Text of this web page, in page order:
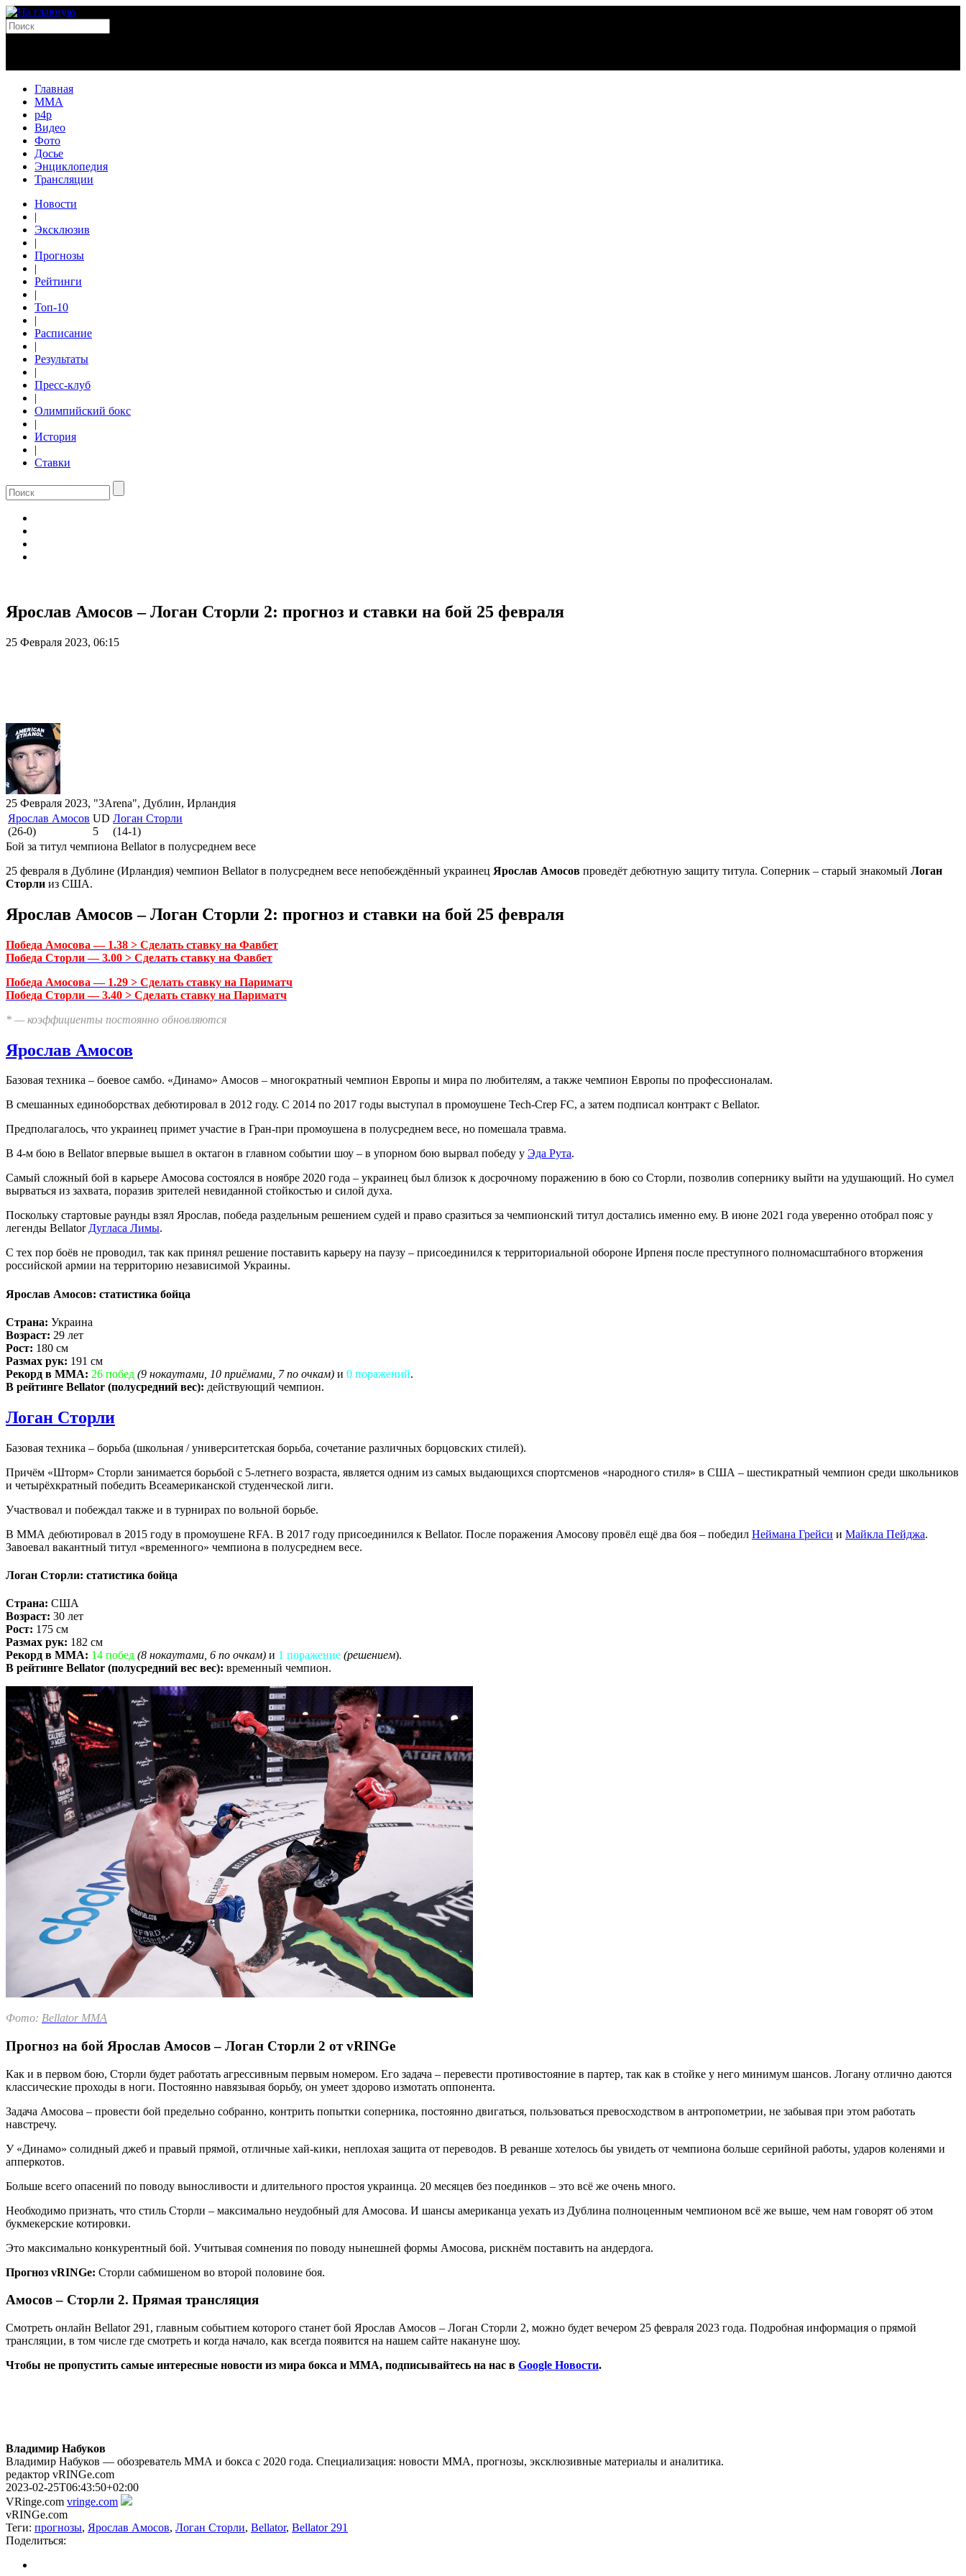
Главная
MMA
p4p
Видео
Фото
Досье
Энциклопедия
Трансляции
Новости
|
Эксклюзив
|
Прогнозы
|
Рейтинги
|
Топ-10
|
Расписание
|
Результаты
|
Пресс-клуб
|
Олимпийский бокс
|
История
|
Ставки
Ярослав Амосов – Логан Сторли 2: прогноз и ставки на бой 25 февраля
25 Февраля 2023, 06:15
25 Февраля 2023, "3Arena", Дублин, Ирландия
Ярослав Амосов
(26-0)
UD
5
Логан Сторли
(14-1)
Бой за титул чемпиона Bellator в полусреднем весе
25 февраля в Дублине (Ирландия) чемпион Bellator в полусреднем весе непобеждённый украинец Ярослав Амосов проведёт дебютную защиту титула. Соперник – старый знакомый Логан
Сторли из США.
Ярослав Амосов – Логан Сторли 2: прогноз и ставки на бой 25 февраля
Победа Амосова — 1.38 > Сделать ставку на Фавбет
Победа Сторли — 3.00 > Сделать ставку на Фавбет
Победа Амосова — 1.29 > Сделать ставку на Париматч
Победа Сторли — 3.40 > Сделать ставку на Париматч
* — коэффициенты постоянно обновляются
Ярослав Амосов
Базовая техника – боевое самбо. «Динамо» Амосов – многократный чемпион Европы и мира по любителям, а также чемпион Европы по профессионалам.
В смешанных единоборствах дебютировал в 2012 году. С 2014 по 2017 годы выступал в промоушене Tech-Crep FC, а затем подписал контракт с Bellator.
Предполагалось, что украинец примет участие в Гран-при промоушена в полусреднем весе, но помешала травма.
В 4-м бою в Bellator впервые вышел в октагон в главном событии шоу – в упорном бою вырвал победу у Эда Рута.
Самый сложный бой в карьере Амосова состоялся в ноябре 2020 года – украинец был близок к досрочному поражению в бою со Сторли, позволив сопернику выйти на удушающий. Но сумел
вырваться из захвата, поразив зрителей невиданной стойкостью и силой духа.
Поскольку стартовые раунды взял Ярослав, победа раздельным решением судей и право сразиться за чемпионский титул достались именно ему. В июне 2021 года уверенно отобрал пояс у
легенды BellatorДугласа Лимы.
С тех пор боёв не проводил, так как принял решение поставить карьеру на паузу – присоединился к территориальной обороне Ирпеня после преступного полномасштабного вторжения
российской армии на территорию независимой Украины.
Ярослав Амосов: статистика бойца
Страна: Украина
Возраст: 29 лет
Рост: 180 см
Размах рук: 191 см
Рекорд в ММА: 26 побед (9 нокаутами, 10 приёмами, 7 по очкам) и 0 поражений.
В рейтинге Bellator (полусредний вес): действующий чемпион.
Логан Сторли
Базовая техника – борьба (школьная / университетская борьба, сочетание различных борцовских стилей).
Причём «Шторм» Сторли занимается борьбой с 5-летнего возраста, является одним из самых выдающихся спортсменов «народного стиля» в США – шестикратный чемпион среди школьников
и четырёхкратный победить Всеамериканской студенческой лиги.
Участвовал и побеждал также и в турнирах по вольной борьбе.
В ММА дебютировал в 2015 году в промоушене RFA. В 2017 году присоединился к Bellator. После поражения Амосову провёл ещё два боя – победил Неймана Грейси и Майкла Пейджа.
Завоевал вакантный титул «временного» чемпиона в полусреднем весе.
Логан Сторли: статистика бойца
Страна: США
Возраст: 30 лет
Рост: 175 см
Размах рук: 182 см
Рекорд в ММА: 14 побед (8 нокаутами, 6 по очкам) и 1 поражение (решением).
В рейтинге Bellator (полусредний вес вес): временный чемпион.
Фото: Bellator MMA
Прогноз на бой Ярослав Амосов – Логан Сторли 2 от vRINGe
Как и в первом бою, Сторли будет работать агрессивным первым номером. Его задача – перевести противостояние в партер, так как в стойке у него минимум шансов. Логану отлично даются
классические проходы в ноги. Постоянно навязывая борьбу, он умеет здорово измотать оппонента.
Задача Амосова – провести бой предельно собранно, контрить попытки соперника, постоянно двигаться, пользоваться превосходством в антропометрии, не забывая при этом работать
навстречу.
У «Динамо» солидный джеб и правый прямой, отличные хай-кики, неплохая защита от переводов. В реванше хотелось бы увидеть от чемпиона больше серийной работы, ударов коленями и
апперкотов.
Больше всего опасений по поводу выносливости и длительного простоя украинца. 20 месяцев без поединков – это всё же очень много.
Необходимо признать, что стиль Сторли – максимально неудобный для Амосова. И шансы американца уехать из Дублина полноценным чемпионом всё же выше, чем нам говорят об этом
букмекерские котировки.
Это максимально конкурентный бой. Учитывая сомнения по поводу нынешней формы Амосова, рискнём поставить на андердога.
Прогноз vRINGe: Сторли сабмишеном во второй половине боя.
Амосов – Сторли 2. Прямая трансляция
Смотреть онлайн Bellator 291, главным событием которого станет бой Ярослав Амосов – Логан Сторли 2, можно будет вечером 25 февраля 2023 года. Подробная информация о прямой
трансляции, в том числе где смотреть и когда начало, как всегда появится на нашем сайте накануне шоу.
Чтобы не пропустить самые интересные новости из мира бокса и ММА, подписывайтесь на нас в Google Новости.
Владимир Набуков
Владимир Набуков — обозреватель ММА и бокса с 2020 года. Специализация: новости ММА, прогнозы, эксклюзивные материалы и аналитика.
редактор vRINGe.com
2023-02-25T06:43:50+02:00
VRinge.com vringe.com
vRINGe.com
Теги: прогнозы, Ярослав Амосов, Логан Сторли, Bellator, Bellator 291
Поделиться: